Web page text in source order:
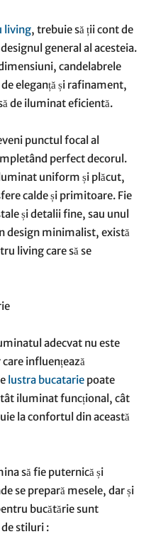
living, trebuie să ții cont de
general al acesteia.
candelabrele
eleganță și rafinament,
de iluminat eficientă.
punctul focal al
perfect decorul.
uniform și plăcut,
calde și primitoare. Fie
și detalii fine, sau unul
design minimalist, există
living care să se
adecvat nu este
influențează
lustra bucatarie poate
iluminat funcțional, cât
la confortul din această
să fie puternică și
se prepară mesele, dar și
bucătărie sunt
stiluri :